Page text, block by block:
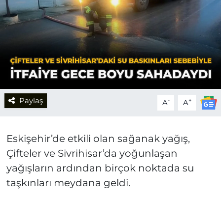
Paylaş A- A+
Eskişehir’de etkili olan sağanak yağış,
Çifteler ve Sivrihisar’da yoğunlaşan
yağışların ardından birçok noktada su
taşkınları meydana geldi.